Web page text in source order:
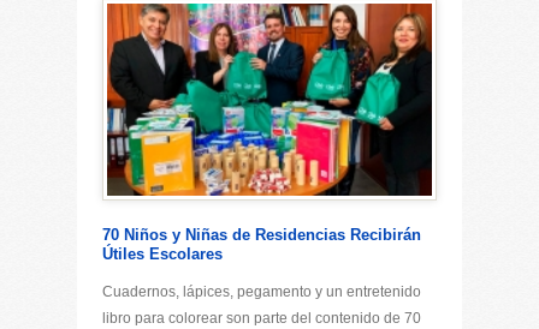
70 Niños y Niñas de Residencias Recibirán
Útiles Escolares
Cuadernos, lápices, pegamento y un entretenido
libro para colorear son parte del contenido de 70